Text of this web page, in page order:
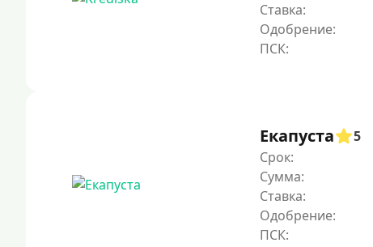
Ставка:
Одобрение:
Екапуста
5
Срок:
Сумма:
Ставка:
Одобрение: